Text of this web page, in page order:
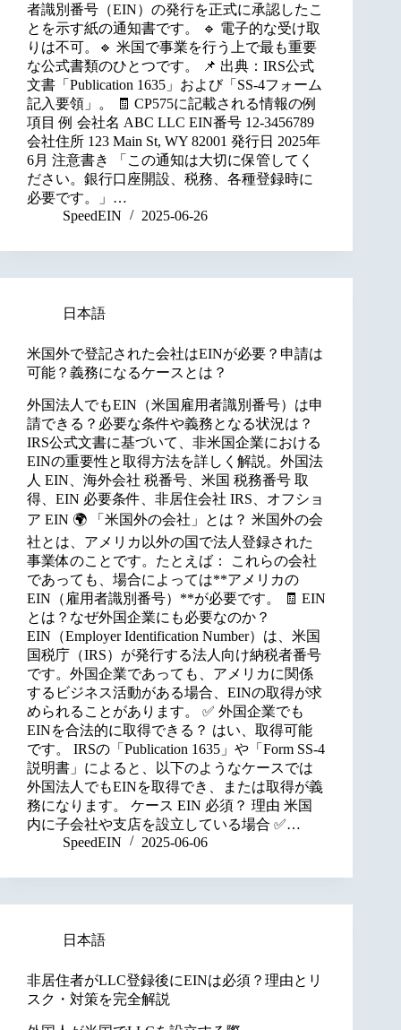
者識別番号（EIN）の発行を正式に承認したこ
とを示す紙の通知書です。 🔹 電子的な受け取
りは不可。🔹 米国で事業を行う上で最も重要
な公式書類のひとつです。 📌 出典：IRS公式
文書「Publication 1635」および「SS-4フォーム
記入要領」。 🧾 CP575に記載される情報の例
項目 例 会社名 ABC LLC EIN番号 12-3456789
会社住所 123 Main St, WY 82001 発行日 2025年
6月 注意書き 「この通知は大切に保管してく
ださい。銀行口座開設、税務、各種登録時に
必要です。」…
SpeedEIN
2025-06-26
日本語
米国外で登記された会社はEINが必要？申請は
可能？義務になるケースとは？
外国法人でもEIN（米国雇用者識別番号）は申
請できる？必要な条件や義務となる状況は？
IRS公式文書に基づいて、非米国企業における
EINの重要性と取得方法を詳しく解説。外国法
人 EIN、海外会社 税番号、米国 税務番号 取
得、EIN 必要条件、非居住会社 IRS、オフショ
ア EIN 🌍 「米国外の会社」とは？ 米国外の会
社とは、アメリカ以外の国で法人登録された
事業体のことです。たとえば： これらの会社
であっても、場合によっては**アメリカの
EIN（雇用者識別番号）**が必要です。 🧾 EIN
とは？なぜ外国企業にも必要なのか？
EIN（Employer Identification Number）は、米国
国税庁（IRS）が発行する法人向け納税者番号
です。外国企業であっても、アメリカに関係
するビジネス活動がある場合、EINの取得が求
められることがあります。 ✅ 外国企業でも
EINを合法的に取得できる？ はい、取得可能
です。 IRSの「Publication 1635」や「Form SS-4
説明書」によると、以下のようなケースでは
外国法人でもEINを取得でき、または取得が義
務になります。 ケース EIN 必須？ 理由 米国
内に子会社や支店を設立している場合 ✅…
SpeedEIN
2025-06-06
日本語
非居住者がLLC登録後にEINは必須？理由とリ
スク・対策を完全解説